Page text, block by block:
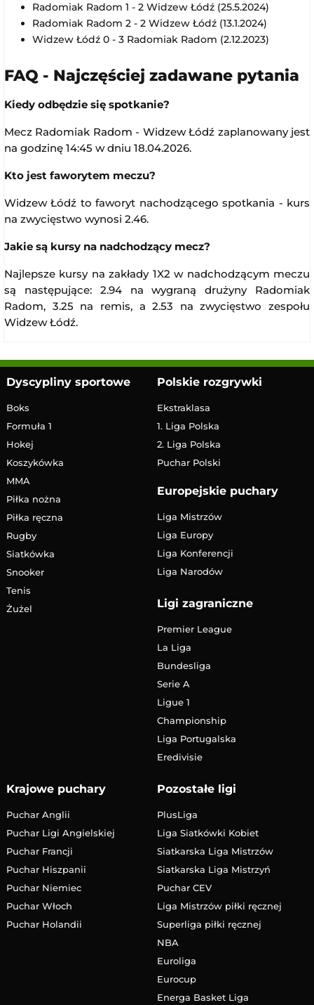
Radomiak Radom 1 - 2 Widzew Łódź (25.5.2024)
Radomiak Radom 2 - 2 Widzew Łódź (13.1.2024)
Widzew Łódź 0 - 3 Radomiak Radom (2.12.2023)
FAQ - Najczęściej zadawane pytania
Kiedy odbędzie się spotkanie?
Mecz Radomiak Radom - Widzew Łódź zaplanowany jest
na godzinę 14:45 w dniu 18.04.2026.
Kto jest faworytem meczu?
Widzew Łódź to faworyt nachodzącego spotkania - kurs
na zwycięstwo wynosi 2.46.
Jakie są kursy na nadchodzący mecz?
Najlepsze kursy na zakłady 1X2 w nadchodzącym meczu
są następujące: 2.94 na wygraną drużyny Radomiak
Radom, 3.25 na remis, a 2.53 na zwycięstwo zespołu
Widzew Łódź.
Dyscypliny sportowe
Boks
Formuła 1
Hokej
Koszykówka
MMA
Piłka nożna
Piłka ręczna
Rugby
Siatkówka
Snooker
Tenis
Żużel
Polskie rozgrywki
Ekstraklasa
1. Liga Polska
2. Liga Polska
Puchar Polski
Europejskie puchary
Liga Mistrzów
Liga Europy
Liga Konferencji
Liga Narodów
Ligi zagraniczne
Premier League
La Liga
Bundesliga
Serie A
Ligue 1
Championship
Liga Portugalska
Eredivisie
Krajowe puchary
Puchar Anglii
Puchar Ligi Angielskiej
Puchar Francji
Puchar Hiszpanii
Puchar Niemiec
Puchar Włoch
Puchar Holandii
Pozostałe ligi
PlusLiga
Liga Siatkówki Kobiet
Siatkarska Liga Mistrzów
Siatkarska Liga Mistrzyń
Puchar CEV
Liga Mistrzów piłki ręcznej
Superliga piłki ręcznej
NBA
Euroliga
Eurocup
Energa Basket Liga